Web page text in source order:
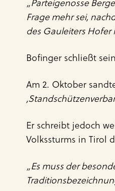
„Parteigenosse
Frage mehr sei,
des Gauleiters Hofer
Bofinger schließt
Am 2. Oktober
Er schreibt jedoch
Volkssturms in Tirol
„Es muss der